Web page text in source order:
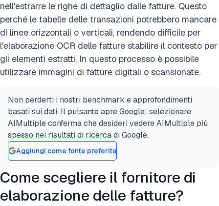
nell'estrarre le righe di dettaglio dalle fatture. Questo
perché le tabelle delle transazioni potrebbero mancare
di linee orizzontali o verticali, rendendo difficile per
l'elaborazione OCR delle fatture stabilire il contesto per
gli elementi estratti. In questo processo è possibile
utilizzare immagini di fatture digitali o scansionate.
Non perderti i nostri benchmark e approfondimenti
basati sui dati. Il pulsante apre Google; selezionare
AIMultiple conferma che desideri vedere AIMultiple più
spesso nei risultati di ricerca di Google.
Aggiungi come fonte preferita
Come scegliere il fornitore di
elaborazione delle fatture?